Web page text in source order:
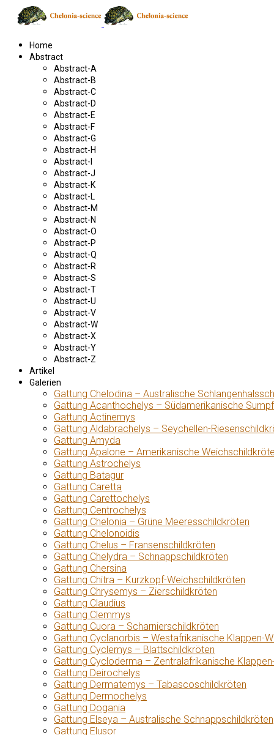
Home
Abstract
Abstract-A
Abstract-B
Abstract-C
Abstract-D
Abstract-E
Abstract-F
Abstract-G
Abstract-H
Abstract-I
Abstract-J
Abstract-K
Abstract-L
Abstract-M
Abstract-N
Abstract-O
Abstract-P
Abstract-Q
Abstract-R
Abstract-S
Abstract-T
Abstract-U
Abstract-V
Abstract-W
Abstract-X
Abstract-Y
Abstract-Z
Artikel
Galerien
Gattung Chelodina – Australische
Gattung Acanthochelys – Südamerikanische
Gattung Actinemys
Gattung Aldabrachelys – Seychellen-
Gattung Amyda
Gattung Apalone – Amerikanische
Gattung Astrochelys
Gattung Batagur
Gattung Caretta
Gattung Carettochelys
Gattung Centrochelys
Gattung Chelonia – Grüne Meeresschildkröten
Gattung Chelonoidis
Gattung Chelus – Fransenschildkröten
Gattung Chelydra – Schnappschildkröten
Gattung Chersina
Gattung Chitra – Kurzkopf-Weichschildkröten
Gattung Chrysemys – Zierschildkröten
Gattung Claudius
Gattung Clemmys
Gattung Cuora – Scharnierschildkröten
Gattung Cyclanorbis – Westafrikanische Klappen-
Gattung Cyclemys – Blattschildkröten
Gattung Cycloderma – Zentralafrikanische
Gattung Deirochelys
Gattung Dermatemys – Tabascoschildkröten
Gattung Dermochelys
Gattung Dogania
Gattung Elseya – Australische Schnappschildkröten
Gattung Elusor